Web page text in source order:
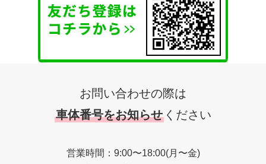
お問い合わせの際は
車体番号をお知らせ ください
営業時間：9:00〜18:00(月〜金)